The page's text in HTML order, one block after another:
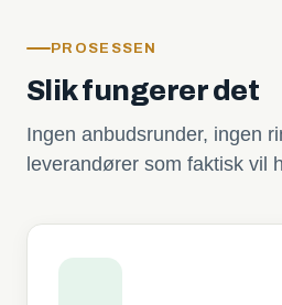
PROSESSEN
Slik fungerer det
Ingen anbudsrunder, ingen
leverandører som faktisk vil